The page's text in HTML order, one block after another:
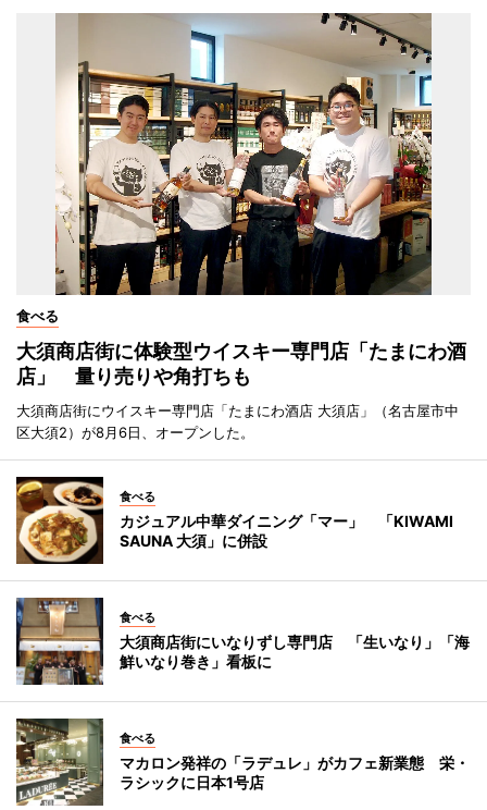
食べる
大須商店街に体験型ウイスキー専門店「たまにわ酒
店」 量り売りや角打ちも
大須商店街にウイスキー専門店「たまにわ酒店 大須店」（名古屋市中
区大須2）が8月6日、オープンした。
食べる
カジュアル中華ダイニング「マー」 「KIWAMI
SAUNA 大須」に併設
食べる
大須商店街にいなりずし専門店 「生いなり」「海
鮮いなり巻き」看板に
食べる
マカロン発祥の「ラデュレ」がカフェ新業態 栄・
ラシックに日本1号店